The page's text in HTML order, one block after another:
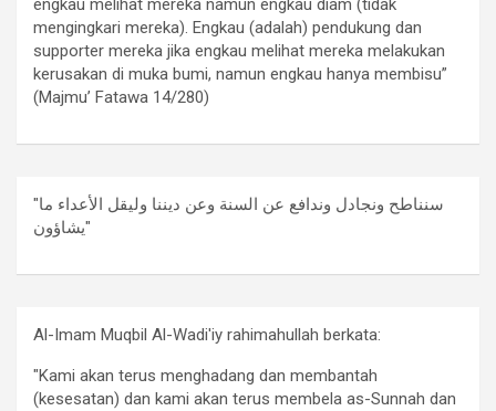
engkau melihat mereka namun engkau diam (tidak
mengingkari mereka). Engkau (adalah) pendukung dan
supporter mereka jika engkau melihat mereka melakukan
kerusakan di muka bumi, namun engkau hanya membisu”
(Majmu’ Fatawa 14/280)
"سنناطح ونجادل وندافع عن السنة وعن ديننا وليقل الأعداء ما
يشاؤون"
Al-Imam Muqbil Al-Wadi'iy rahimahullah berkata:
"Kami akan terus menghadang dan membantah
(kesesatan) dan kami akan terus membela as-Sunnah dan